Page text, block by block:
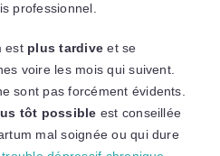
professionnel.
est plus tardive et se
voire les mois qui suivent.
sont pas forcément évidents.
tôt possible est conseillée
mal soignée ou qui dure